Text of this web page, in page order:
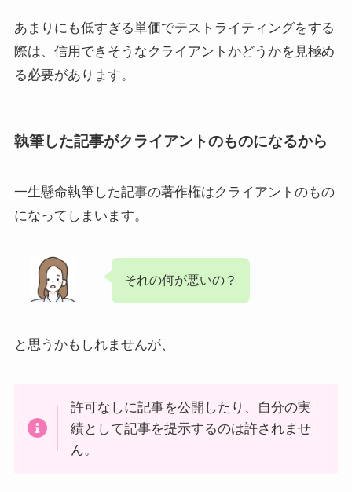
あまりにも低すぎる単価でテストライティングをする
際は、信用できそうなクライアントかどうかを見極め
る必要があります。
執筆した記事がクライアントのものになるから
一生懸命執筆した記事の著作権はクライアントのもの
になってしまいます。
それの何が悪いの？
と思うかもしれませんが、
許可なしに記事を公開したり、自分の実
績として記事を提示するのは許されませ
ん。